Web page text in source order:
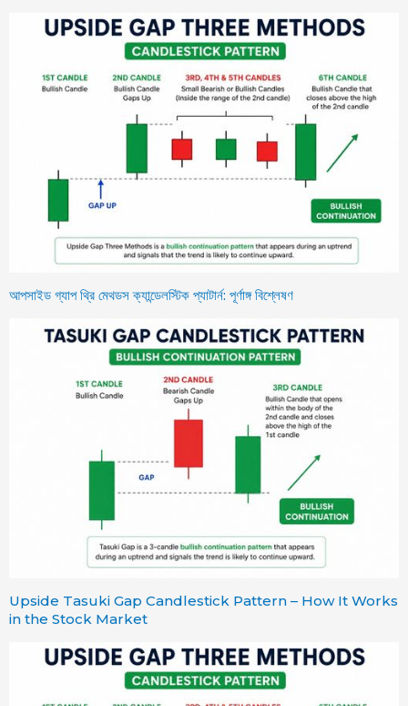
আপসাইড গ্যাপ থ্রি মেথডস ক্যান্ডেলস্টিক প্যাটার্ন: পূর্ণাঙ্গ বিশ্লেষণ
Upside Tasuki Gap Candlestick Pattern – How It Works
in the Stock Market